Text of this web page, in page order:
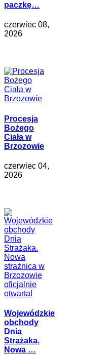
paczkę…
czerwiec 08,
2026
Procesja
Bożego
Ciała w
Brzozowie
czerwiec 04,
2026
Wojewódzkie
obchody
Dnia
Strażaka.
Nowa …